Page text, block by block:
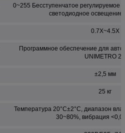
0~255 Бесступенчатое регулируемое
светодиодное освещение
0.7X~4.5X
Программное обеспечение для
UNIMETRO
±2,5 мм
25 кг
Температура 20°C±2°C, диапазон
30~80%, вибрация